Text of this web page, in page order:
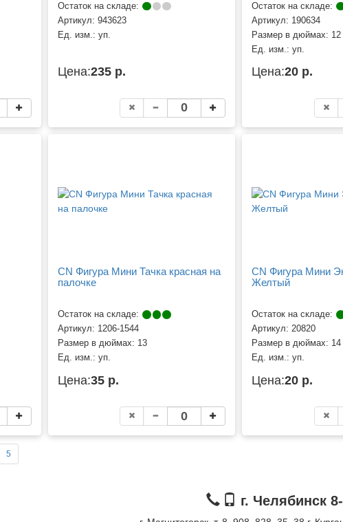
Остаток на складе:
Артикул: 943623
Ед. изм.: уп.
Цена:235 р.
Остаток на складе:
Артикул: 190634
Размер в дюймах: 12
Ед. изм.:уп.
Цена:20 р.
CN Фигура Мини Тачка красная на
палочке
Остаток на складе:
Артикул: 1206-1544
Размер в дюймах: 13
Ед. изм.: уп.
Цена:35 р.
CN Фигура Мини
Желтый
Остаток на складе:
Артикул:20820
Размер в дюймах: 14
Ед. изм.:уп.
Цена:20 р.
5
г. Челябинск